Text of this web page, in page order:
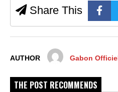
Share This
AUTHOR Gabon Officiel
THE POST RECOMMENDS